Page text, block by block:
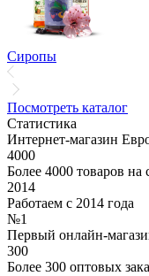
Сиропы
Посмотреть каталог
Статистика
Интернет-магазин
4000
Более 4000 товаров на
2014
Работаем с 2014 года
№1
Первый онлайн-
300
Более 300 оптовых